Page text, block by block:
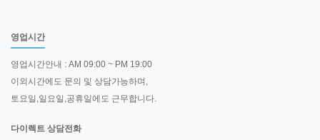
영업시간
영업시간안내 : AM 09:00 ~ PM 19:00
이외시간에도 문의 및 상담가능하며,
토요일,일요일,공휴일에도 근무합니다.
다이렉트 상담전화